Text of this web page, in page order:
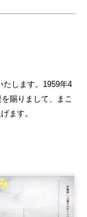
たします。1959年4
賜りまして、まこ
ます。